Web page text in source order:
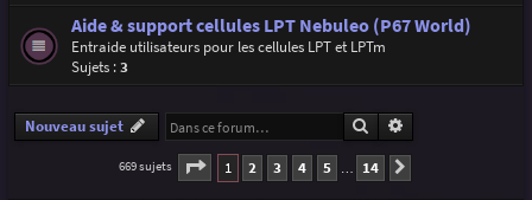
Aide & support cellules LPT Nebuleo (P67 World)
Entraide utilisateurs pour les cellules LPT et LPTm
Sujets :3
Nouveau sujet Rechercher
669 sujets Page 1sur 14
1 2 3 4 5 … 14